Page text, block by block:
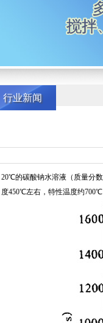
行业新闻
20℃的碳酸钠水溶液（质量分
度450℃左右，特性温度约